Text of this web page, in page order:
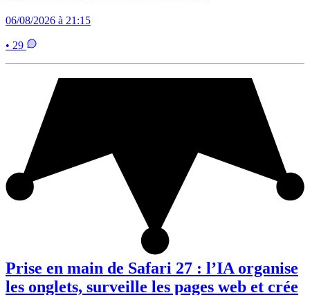
06/08/2026 à 21:15
• 29
Prise en main de Safari 27 : l’IA organise
les onglets, surveille les pages web et crée